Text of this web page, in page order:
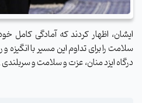
ایشان، اظهار کردند که آمادگی کامل
سلامت را برای تداوم این مسیر با انگیزه
درگاه ایزد منان، عزت و سلامت و